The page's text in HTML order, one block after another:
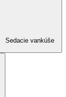
Sedacie vankúše